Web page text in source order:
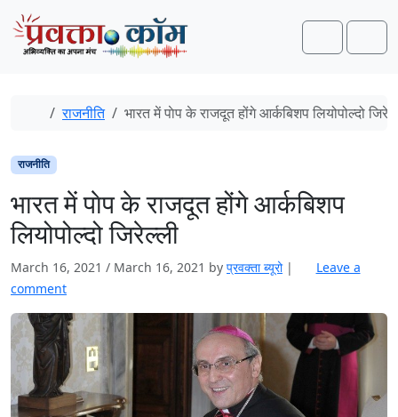
Skip to content
Skip to footer
Search
Home
राजनीति भारत में पाेप के राजदूत होंगे आर्कबिशप लियोपोल्दो
राजनीति
भारत में पाेप के राजदूत होंगे आर्कबिशप
लियोपोल्दो जिरेल्ली
March 16, 2021 / March 16, 2021 by प्रवक्‍ता ब्यूरो |
Leave a
comment